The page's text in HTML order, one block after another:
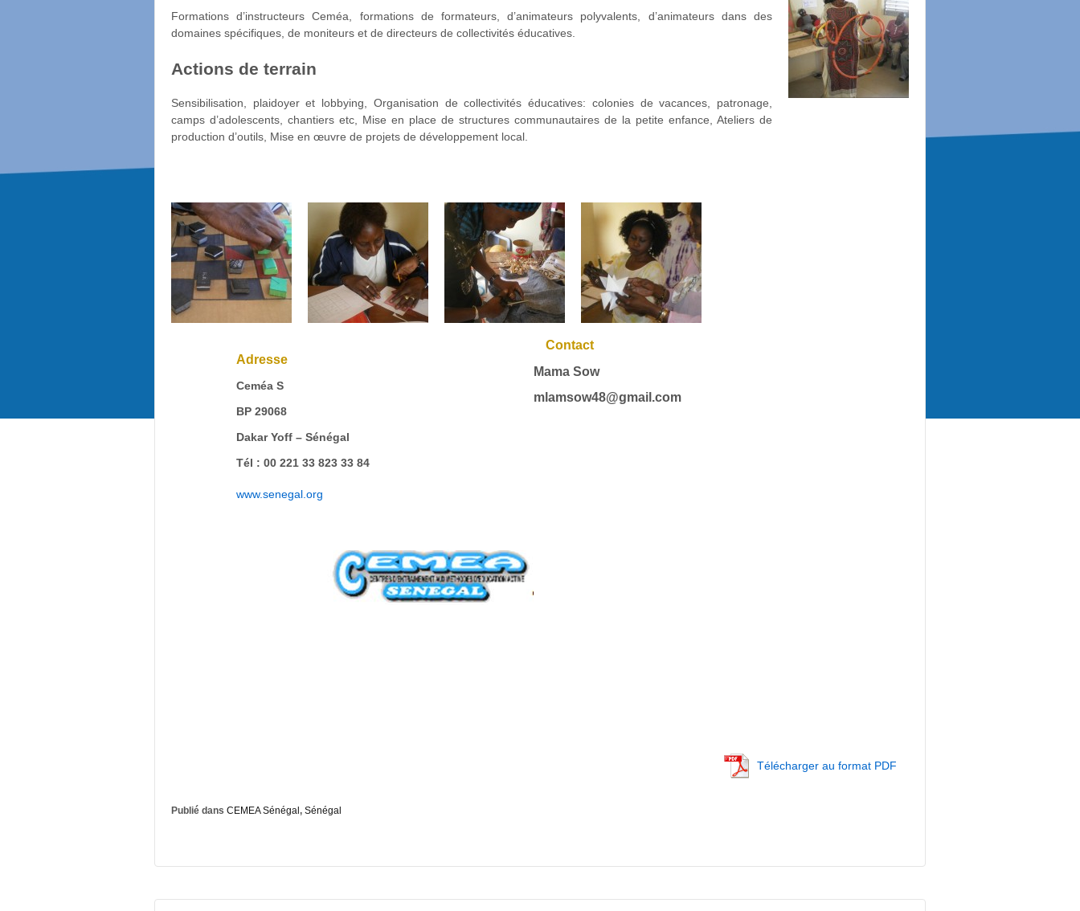
Formations d’instructeurs Ceméa, formations de formateurs, d’animateurs polyvalents, d’animateurs dans des
domaines spécifiques, de moniteurs et de directeurs de collectivités éducatives.
Actions de terrain
Sensibilisation, plaidoyer et lobbying, Organisation de collectivités éducatives: colonies de vacances, patronage,
camps d’adolescents, chantiers etc, Mise en place de structures communautaires de la petite enfance, Ateliers de
production d’outils, Mise en œuvre de projets de développement local.
Adresse
Ceméa S
BP 29068
Dakar Yoff – Sénégal
Tél : 00 221 33 823 33 84
www.senegal.org
Contact
Mama Sow
mlamsow48@gmail.com
Télécharger au format PDF
Publié dans CEMEA Sénégal , Sénégal